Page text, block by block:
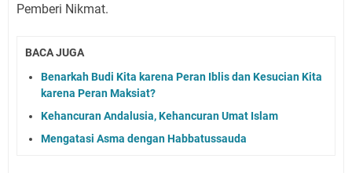
Pemberi Nikmat.
BACA JUGA
Benarkah Budi Kita karena Peran Iblis dan Kesucian Kita
karena Peran Maksiat?
Kehancuran Andalusia, Kehancuran Umat Islam
Mengatasi Asma dengan Habbatussauda